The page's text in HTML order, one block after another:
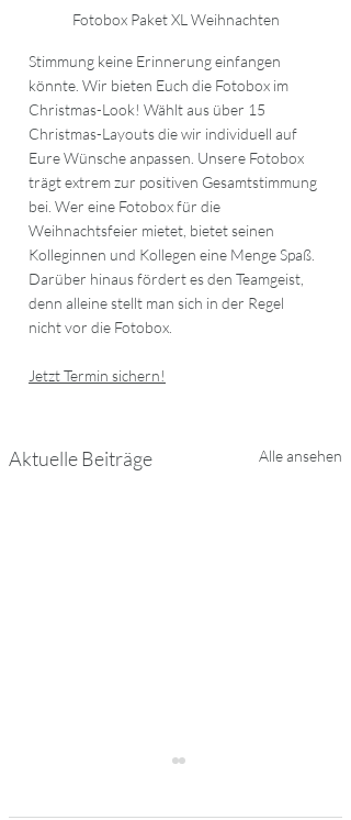
Fotobox Paket XL Weihnachten
Stimmung keine Erinnerung einfangen
könnte. Wir bieten Euch die Fotobox im
Christmas-Look! Wählt aus über 15
Christmas-Layouts die wir individuell auf
Eure Wünsche anpassen. Unsere Fotobox
trägt extrem zur positiven Gesamtstimmung
bei. Wer eine Fotobox für die
Weihnachtsfeier mietet, bietet seinen
Kolleginnen und Kollegen eine Menge Spaß.
Darüber hinaus fördert es den Teamgeist,
denn alleine stellt man sich in der Regel
nicht vor die Fotobox.
Jetzt Termin sichern!
Aktuelle Beiträge Alle ansehen